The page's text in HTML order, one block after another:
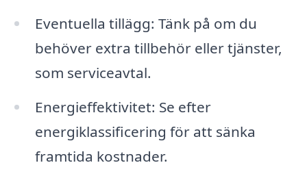
Eventuella tillägg: Tänk på om du
behöver extra tillbehör eller tjänster,
som serviceavtal.
Energieffektivitet: Se efter
energiklassificering för att sänka
framtida kostnader.